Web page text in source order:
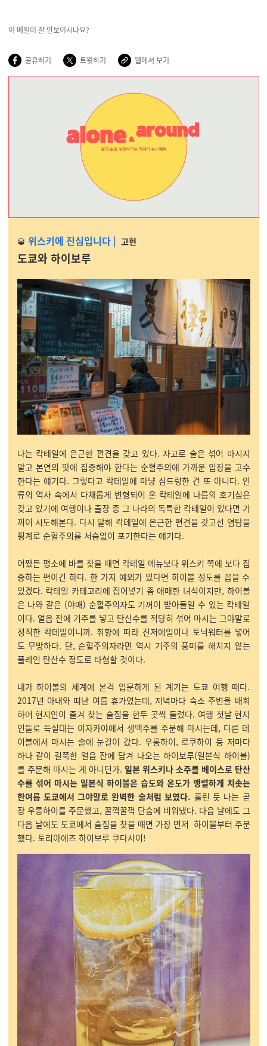
이 메일이 잘 안보이시나요?
공유하기 트윗하기 웹에서 보기
🥃 위스키에 진심입니다| 고현
도쿄와 하이보루
나는 칵테일에 은근한 편견을 갖고 있다. 자고로 술은 섞어 마시지
말고 본연의 맛에 집중해야 한다는 순혈주의에 가까운 입장을 고수
한다는 얘기다. 그렇다고 칵테일에 마냥 심드렁한 건 또 아니다. 인
류의 역사 속에서 다채롭게 변형되어 온 칵테일에 나름의 호기심은
갖고 있기에 여행이나 출장 중 그 나라의 독특한 칵테일이 있다면 기
꺼이 시도해본다. 다시 말해 칵테일에 은근한 편견을 갖고선 염탐을
핑계로 순혈주의를 서슴없이 포기한다는 얘기다.
어쨌든 평소에 바를 찾을 때면 칵테일 메뉴보다 위스키 쪽에 보다 집
중하는 편이긴 하다. 한 가지 예외가 있다면 하이볼 정도를 꼽을 수
있겠다. 칵테일 카테고리에 집어넣기 좀 애매한 녀석이지만, 하이볼
은 나와 같은 (야매) 순혈주의자도 기꺼이 받아들일 수 있는 칵테일
이다. 얼음 잔에 기주를 넣고 탄산수를 적당히 섞어 마시는 그야말로
정직한 칵테일이니까. 취향에 따라 진저에일이나 토닉워터를 넣어
도 무방하다. 단, 순혈주의자라면 역시 기주의 풍미를 해치지 않는
플레인 탄산수 정도로 타협할 것이다.
내가 하이볼의 세계에 본격 입문하게 된 계기는 도쿄 여행 때다.
2017년 아내와 떠난 여름 휴가였는데, 저녁마다 숙소 주변을 배회
하며 현지인이 즐겨 찾는 술집을 한두 곳씩 들렀다. 여행 첫날 현지
인들로 득실대는 이자카야에서 생맥주를 주문해 마시는데, 다른 테
이블에서 마시는 술에 눈길이 갔다. 우롱하이, 로쿠하이 등 저마다
하나 같이 길쭉한 얼음 잔에 담겨 나오는 하이보루(일본식 하이볼)
를 주문해 마시는 게 아니던가. 일본 위스키나 소주를 베이스로 탄산
수를 섞어 마시는 일본식 하이볼은 습도와 온도가 맹렬하게 치솟는
한여름 도쿄에서 그야말로 완벽한 술처럼 보였다. 홀린 듯 나는 곧
장 우롱하이를 주문했고, 꿀꺽꿀꺽 단숨에 비워냈다. 다음 날에도 그
다음 날에도 도쿄에서 술집을 찾을 때면 가장 먼저 하이볼부터 주문
했다. 토리아에즈 하이보루 쿠다사이!